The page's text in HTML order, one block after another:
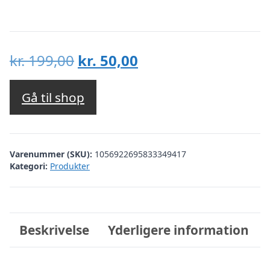
kr.199,00 Den
oprindelige
pris
var:
kr. 199,00.
kr. 50,00
kr. 50,00.
Gå til shop
Varenummer (SKU): 1056922695833349417
Kategori: Produkter
Beskrivelse Yderligere information